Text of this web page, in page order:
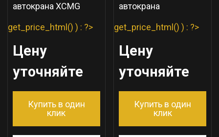
автокрана XCMG
get_price_html() ) : ?>
Цену
уточняйте
Купить в один
клик
автокрана
get_price_html() ) : ?>
Цену
уточняйте
Купить в один
клик